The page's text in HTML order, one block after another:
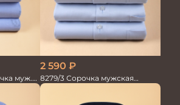
муж.
2 590 ₽
8279/3 Сорочка мужская
кор.рукав